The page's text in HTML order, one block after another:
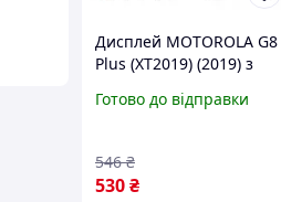
Дисплей MOTOROLA G8
Plus (XT2019) (2019) з
Готово до відправки
530₴
546 ₴